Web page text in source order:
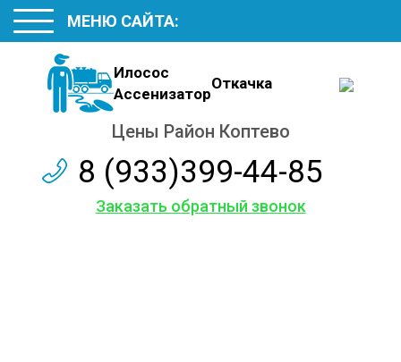
Илосос
Ассенизатор
Откачка
Цены Район Коптево
8 (933)399-44-85
Заказать обратный звонок
МЕНЮ САЙТА: